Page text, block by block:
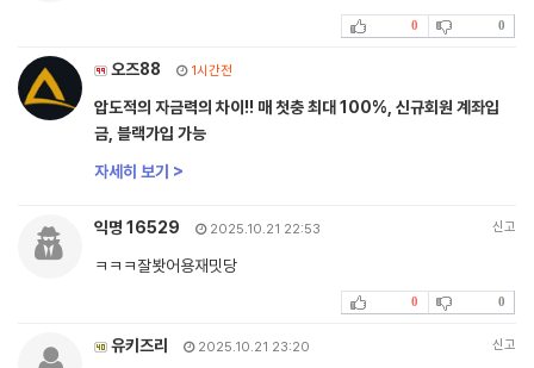
0 0
오즈88 1시간전
압도적의 자금력의 차이!! 매 첫충 최대 100%, 신규회원 계좌입
금, 블랙가입 가능
자세히 보기 >
익명 16529 2025.10.21 22:53 신고
ㅋㅋㅋ잘봣어용재밋당
0 0
유키즈리 2025.10.21 23:20 신고